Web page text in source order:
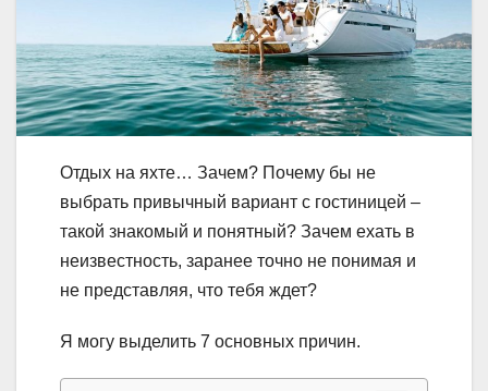
Отдых на яхте… Зачем? Почему бы не
выбрать привычный вариант с гостиницей –
такой знакомый и понятный? Зачем ехать в
неизвестность, заранее точно не понимая и
не представляя, что тебя ждет?
Я могу выделить 7 основных причин.